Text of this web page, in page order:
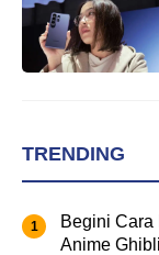
TRENDING
Begini Cara
Anime